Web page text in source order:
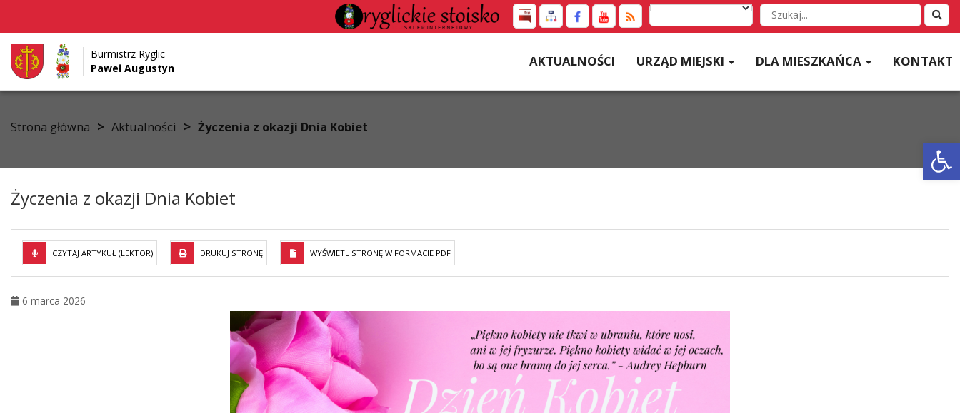
Przejdź do menu
Przejdź do głównej treści strony
Przejdź do stopki strony
Wyszukaj
w
Burmistrz Ryglic
Paweł Augustyn
AKTUALNOŚCI URZĄD MIEJSKI DLA MIESZKAŃCA KONTAKT
Strona główna > Aktualności > Życzenia z okazji Dnia Kobiet
Życzenia z okazji Dnia Kobiet
CZYTAJ ARTYKUŁ (LEKTOR) DRUKUJ STRONĘ WYŚWIETL STRONĘ W FORMACIE PDF
6 marca 2026